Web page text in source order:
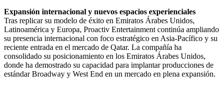
Expansión internacional y nuevos espacios experienciales
Tras replicar su modelo de éxito en Emiratos Árabes Unidos,
Latinoamérica y Europa, Proactiv Entertainment continúa ampliando
su presencia internacional con foco estratégico en Asia-Pacífico y su
reciente entrada en el mercado de Qatar. La compañía ha
consolidado su posicionamiento en los Emiratos Árabes Unidos,
donde ha demostrado su capacidad para implantar producciones de
estándar Broadway y West End en un mercado en plena expansión.